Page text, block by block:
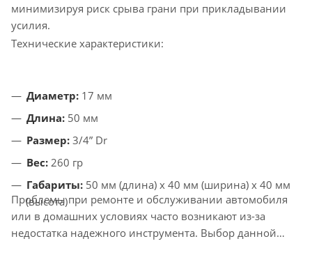
минимизируя риск срыва грани при прикладывании
усилия.
Технические характеристики:
Диаметр: 17 мм
Длина: 50 мм
Размер: 3/4” Dr
Вес: 260 гр
Габариты: 50 мм (длина) x 40 мм (ширина) x 40 мм
(высота)
Проблемы при ремонте и обслуживании автомобиля
или в домашних условиях часто возникают из-за
недостатка надежного инструмента. Выбор данной